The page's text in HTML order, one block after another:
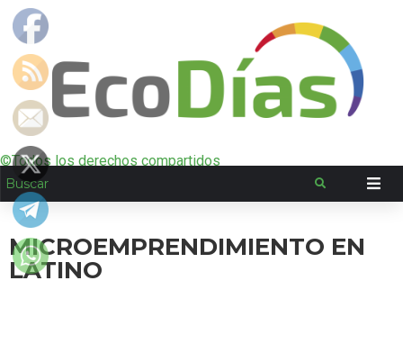
©Todos los derechos compartidos
MICROEMPRENDIMIENTO EN
LATINO